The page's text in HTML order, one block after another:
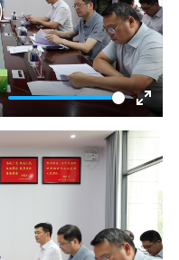
E
n
e